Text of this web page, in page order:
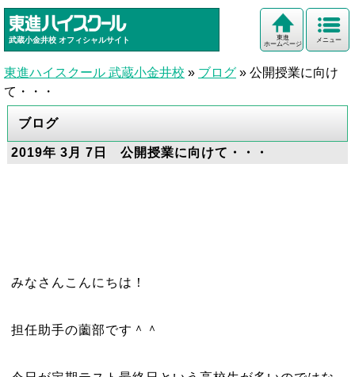
武蔵小金井校 オフィシャルサイト メニュー
東進
ホームページ
東進ハイスクール 武蔵小金井校 » ブログ » 公開授業に向け
て・・・
ブログ
2019年 3月 7日 公開授業に向けて・・・
みなさんこんにちは！
担任助手の薗部です＾＾